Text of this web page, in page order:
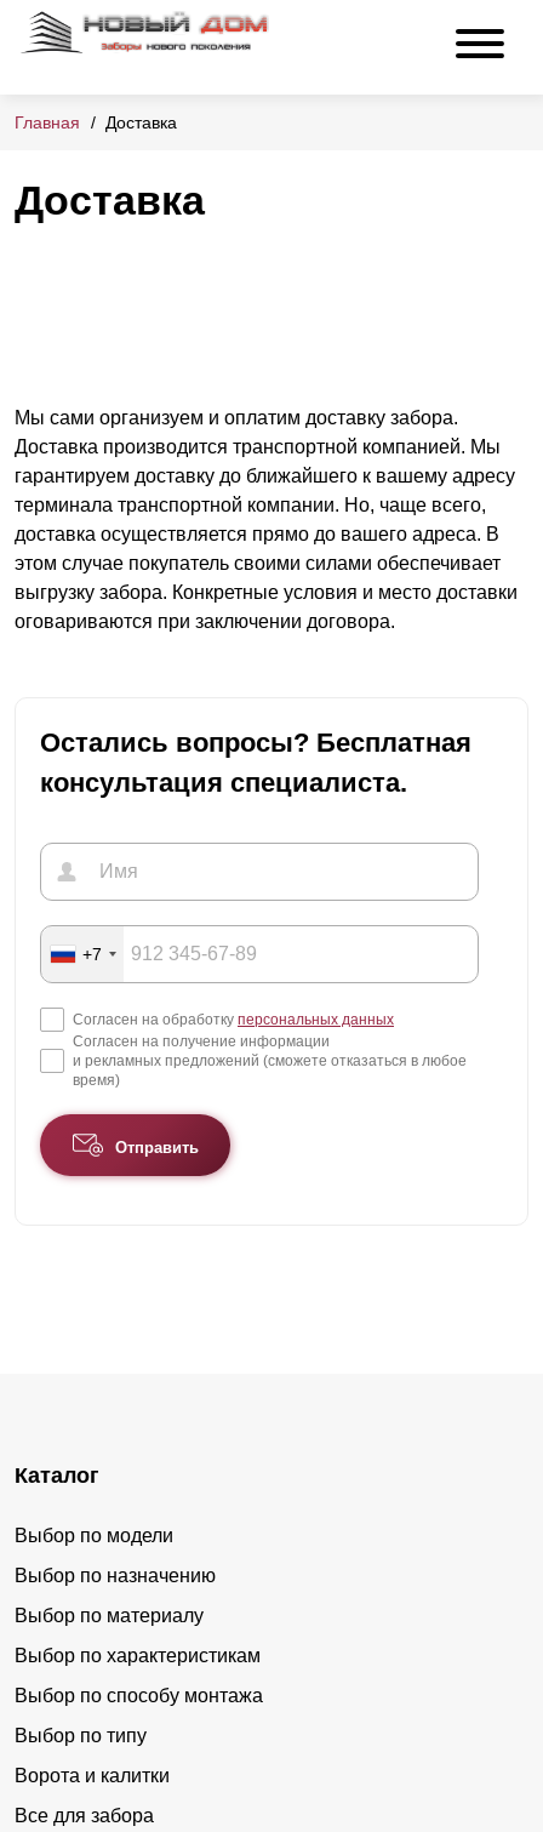
Главная Доставка
Доставка
Мы сами организуем и оплатим доставку забора.
Доставка производится транспортной компанией. Мы
гарантируем доставку до ближайшего к вашему адресу
терминала транспортной компании. Но, чаще всего,
доставка осуществляется прямо до вашего адреса. В
этом случае покупатель своими силами обеспечивает
выгрузку забора. Конкретные условия и место доставки
оговариваются при заключении договора.
Остались вопросы? Бесплатная
консультация специалиста.
+7
Согласен на обработку персональных данных
Согласен на получение информации
и рекламных предложений (сможете отказаться в любое
время)
Отправить
Каталог
Выбор по модели
Выбор по назначению
Выбор по материалу
Выбор по характеристикам
Выбор по способу монтажа
Выбор по типу
Ворота и калитки
Все для забора